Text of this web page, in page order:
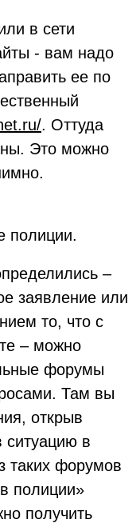
в сети
- вам надо
ее по
. Оттуда
Это можно
полиции.
–
заявление или
то, что с
– можно
форумы
Там вы
открыв
ситуацию в
форумов
полиции»
получить